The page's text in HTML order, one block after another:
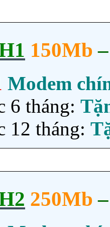
150Mb
Modem
6 tháng:
12 tháng:
250Mb